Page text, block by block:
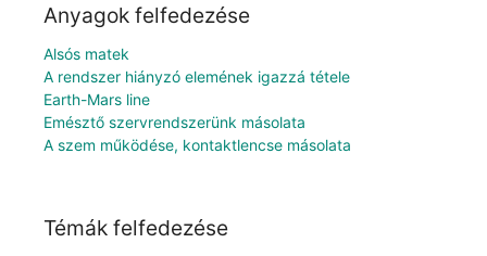
Anyagok felfedezése
Alsós matek
A rendszer hiányzó elemének igazzá tétele
Earth-Mars line
Emésztő szervrendszerünk másolata
A szem működése, kontaktlencse másolata
Témák felfedezése